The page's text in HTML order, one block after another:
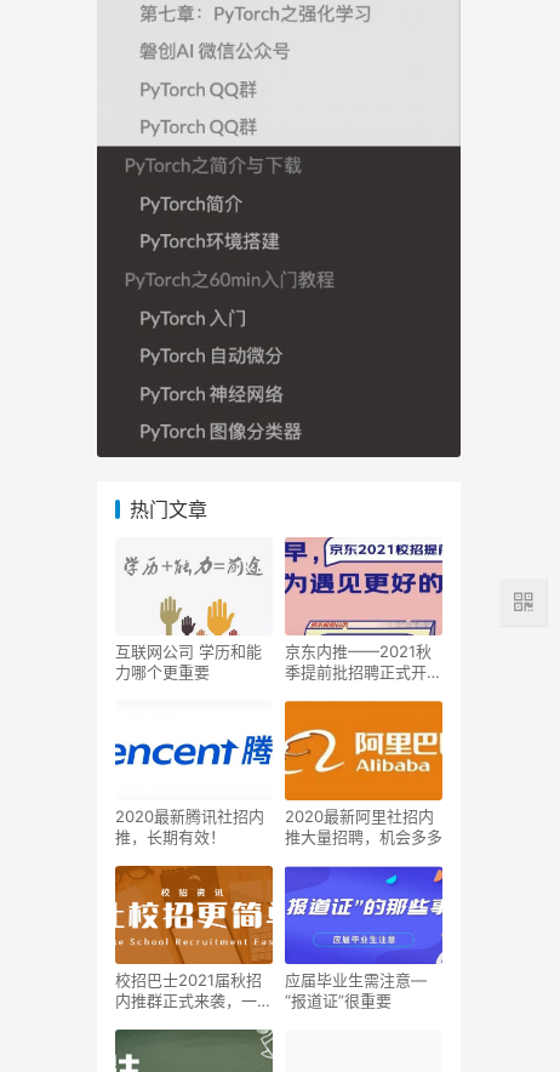
热门文章
互联网公司 学历和能
力哪个更重要
京东内推——2021秋
季提前批招聘正式开启
2020最新腾讯社招内
推，长期有效！
2020最新阿里社招内
推大量招聘，机会多多
校招巴士2021届秋招
内推群正式来袭，一起
应届毕业生需注意—
“报道证”很重要